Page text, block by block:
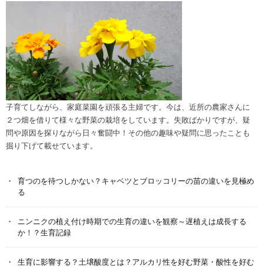
子育てしながら、家庭菜園を頑張る主婦です。今は、近所の農家さんに
２つ畑を借りて様々な野菜の栽培をしています。失敗ばかりですが、疑
問や原因を探りながら日々奮闘中！その他の趣味や疑問に思ったことも
掘り下げて載せています。
育つのを待つしかない？キャベツとブロッコリーの苗の違いを見極め
る
ニンニクの植え付け時期での生育の違いを観察～遅植えは成長する
か！？生育記録
生育に影響する？土壌酸度とは？アルカリ性を好む野菜・酸性を好む